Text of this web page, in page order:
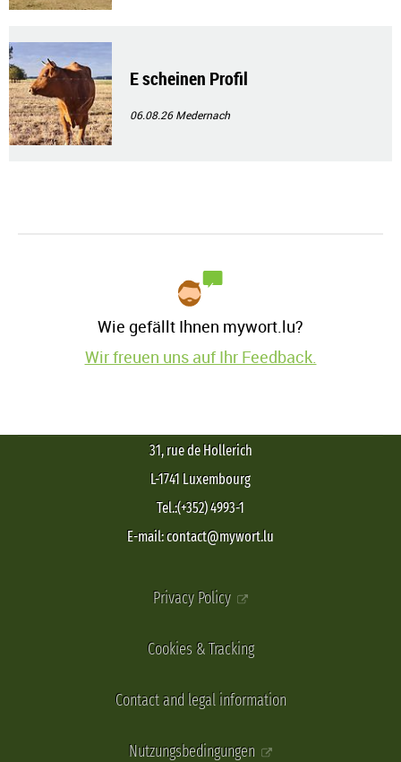
E scheinen Profil
06.08.26Medernach
Wie gefällt Ihnen mywort.lu?
Wir freuen uns auf Ihr Feedback.
31, rue de Hollerich
L-1741 Luxembourg
Tel.:(+352) 4993-1
E-mail: contact@mywort.lu
Privacy Policy
Cookies & Tracking
Contact and legal information
Nutzungsbedingungen